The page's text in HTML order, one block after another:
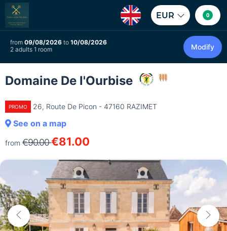
EUR 0
from 09/08/2026 to 10/08/2026
2 adults 1 room
Modify
Domaine De l'Ourbise
PROMO 26, Route De Picon - 47160 RAZIMET
See on a map
from €90.00€81.00